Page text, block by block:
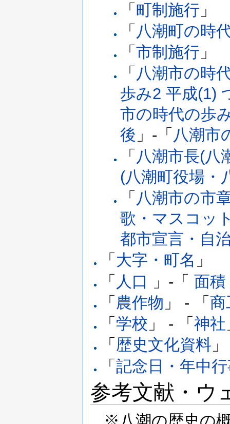
「 町制施行 」
「 八潮町の時
「 市制施行 」
「 八潮市の時
歩み2 平成(1)
市の時代の歩
後 」-「 八潮市
「 八潮市長(八
(八潮町役場・
「 八潮市の市
歌・マスコッ
都市宣言・自
「 大字・町名 」
「 人口 」-「面積
「 農作物 」 - 「商
「 学校 」 - 「神社
「 歴史文化資料 」
「記念日・年中
参考文献・ウ